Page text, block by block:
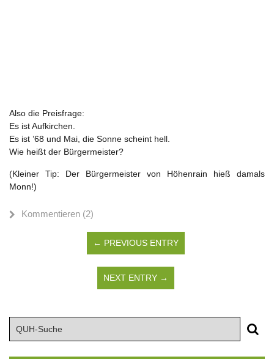
Also die Preisfrage:
Es ist Aufkirchen.
Es ist ’68 und Mai, die Sonne scheint hell.
Wie heißt der Bürgermeister?
(Kleiner Tip: Der Bürgermeister von Höhenrain hieß damals
Monn!)
Kommentieren (2)
← PREVIOUS ENTRY
NEXT ENTRY →